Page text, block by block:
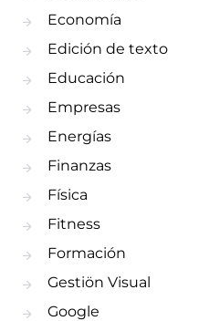
Economía
Edición de texto
Educación
Empresas
Energías
Finanzas
Física
Fitness
Formación
Gestiön Visual
Google